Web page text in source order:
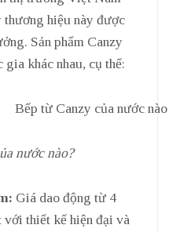
thương hiệu này được
Sản phẩm Canzy
khác nhau, cụ thể:
nước nào?
Giá dao động từ 4
thiết kế hiện đại và